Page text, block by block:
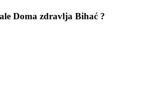
Doma zdravlja Bihać ?